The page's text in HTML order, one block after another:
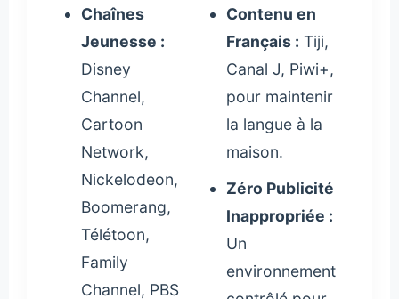
Chaînes
Jeunesse :
Disney
Channel,
Cartoon
Network,
Nickelodeon,
Boomerang,
Télétoon,
Family
Channel, PBS
Contenu en
Français : Tiji,
Canal J, Piwi+,
pour maintenir
la langue à la
maison.
Zéro Publicité
Inappropriée :
Un
environnement